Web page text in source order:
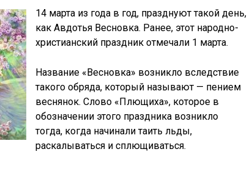
14 марта из года в год, празднуют такой день,
как Авдотья Весновка. Ранее, этот народно-
христианский праздник отмечали 1 марта.
Название «Весновка» возникло вследствие
такого обряда, который называют — пением
веснянок. Слово «Плющиха», которое в
обозначении этого праздника возникло
тогда, когда начинали таить льды,
раскалываться и сплющиваться.